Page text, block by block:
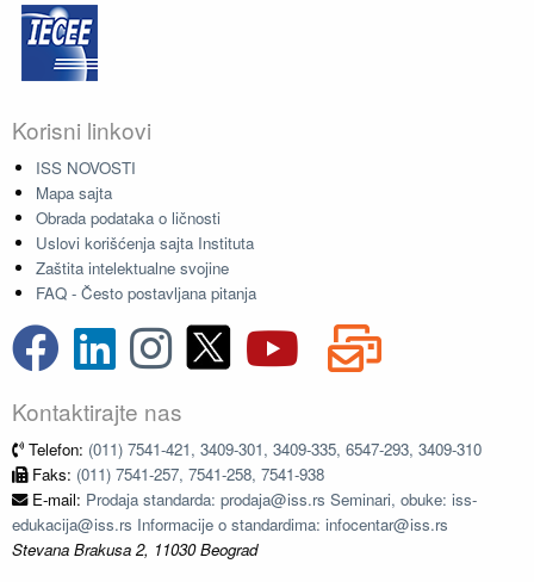
Korisni linkovi
ISS NOVOSTI
Mapa sajta
Obrada podataka o ličnosti
Uslovi korišćenja sajta Instituta
Zaštita intelektualne svojine
FAQ - Često postavljana pitanja
Kontaktirajte nas
Telefon: (011) 7541-421, 3409-301, 3409-335, 6547-293, 3409-310
Faks: (011) 7541-257, 7541-258, 7541-938
E-mail: Prodaja standarda: prodaja@iss.rs Seminari, obuke: iss-
edukacija@iss.rs Informacije o standardima: infocentar@iss.rs
Stevana Brakusa 2, 11030 Beograd